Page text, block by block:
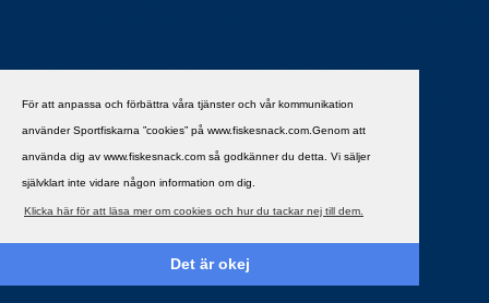
För att anpassa och förbättra våra tjänster och vår kommunikation
använder Sportfiskarna ”cookies” på www.fiskesnack.com.Genom att
använda dig av www.fiskesnack.com så godkänner du detta. Vi säljer
självklart inte vidare någon information om dig.
Klicka här för att läsa mer om cookies och hur du tackar nej till dem.
Det är okej